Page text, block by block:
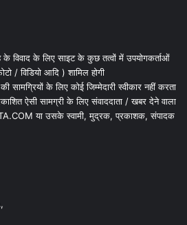
के विवाद के लिए साइट के कुछ तत्वों में उपयोगकर्ताओं
/ विडियो आदि ) शामिल होगी
के लिए कोई जिम्मेदारी स्वीकार नहीं करता
ऐसी सामग्री के लिए संवाददाता / खबर देने वाला
या उसके स्वामी, मुद्रक, प्रकाशक, संपादक